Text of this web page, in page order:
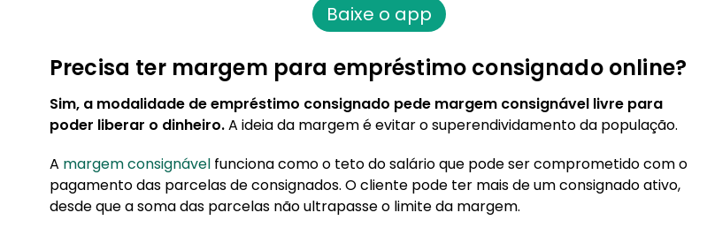
Baixe o app
Precisa ter margem para empréstimo consignado online?
Sim, a modalidade de empréstimo consignado pede margem consignável livre para
poder liberar o dinheiro.A ideia da margem é evitar o superendividamento da população.
A margem consignável funciona como o teto do salário que pode ser comprometido com o
pagamento das parcelas de consignados. O cliente pode ter mais de um consignado ativo,
desde que a soma das parcelas não ultrapasse o limite da margem.